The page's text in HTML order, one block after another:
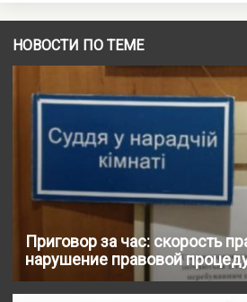
НОВОСТИ ПО ТЕМЕ
Приговор за час: скорость
нарушение правовой